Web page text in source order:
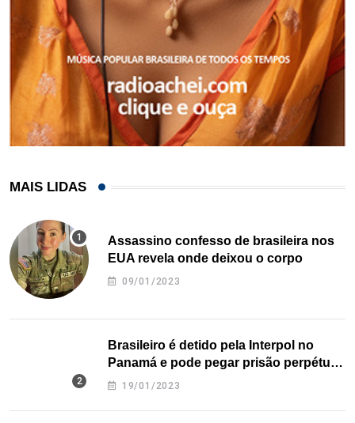
MAIS LIDAS
Assassino confesso de brasileira nos
EUA revela onde deixou o corpo
09/01/2023
Brasileiro é detido pela Interpol no
Panamá e pode pegar prisão perpétua
nos EUA
19/01/2023